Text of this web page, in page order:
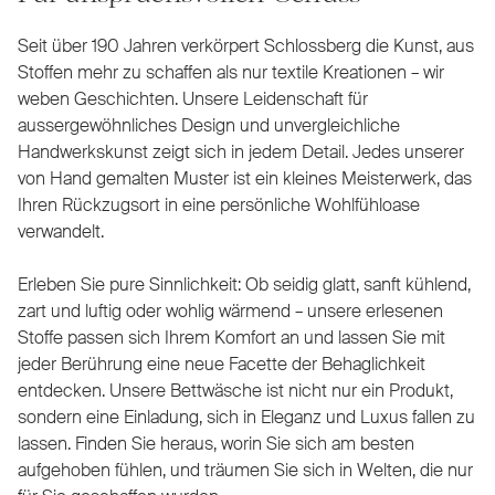
Seit über 190 Jahren verkörpert Schlossberg die Kunst, aus
Stoffen mehr zu schaffen als nur textile Kreationen – wir
weben Geschichten. Unsere Leidenschaft für
aussergewöhnliches Design und unvergleichliche
Handwerkskunst zeigt sich in jedem Detail. Jedes unserer
von Hand gemalten Muster ist ein kleines Meisterwerk, das
Ihren Rückzugsort in eine persönliche Wohlfühloase
verwandelt.
Erleben Sie pure Sinnlichkeit: Ob seidig glatt, sanft kühlend,
zart und luftig oder wohlig wärmend – unsere erlesenen
Stoffe passen sich Ihrem Komfort an und lassen Sie mit
jeder Berührung eine neue Facette der Behaglichkeit
entdecken. Unsere Bettwäsche ist nicht nur ein Produkt,
sondern eine Einladung, sich in Eleganz und Luxus fallen zu
lassen. Finden Sie heraus, worin Sie sich am besten
aufgehoben fühlen, und träumen Sie sich in Welten, die nur